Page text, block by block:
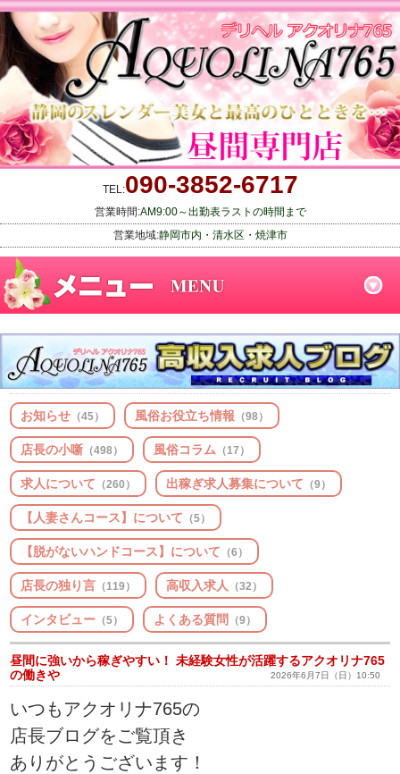
TEL:090-3852-6717
営業時間:AM9:00～出勤表ラストの時間まで
営業地域:静岡市内・清水区・焼津市
お知らせ （45） 風俗お役立ち情報 （98）
店長の小噺 （498） 風俗コラム （17）
求人について （260） 出稼ぎ求人募集について （9）
【人妻さんコース】について （5）
【脱がないハンドコース】について （6）
店長の独り言 （119） 高収入求人 （32）
インタビュー （5） よくある質問 （9）
昼間に強いから稼ぎやすい！ 未経験女性が活躍するアクオリナ765
の働きや
2026年6月7日（日）10:50
いつもアクオリナ765の
店長ブログをご覧頂き
ありがとうございます！